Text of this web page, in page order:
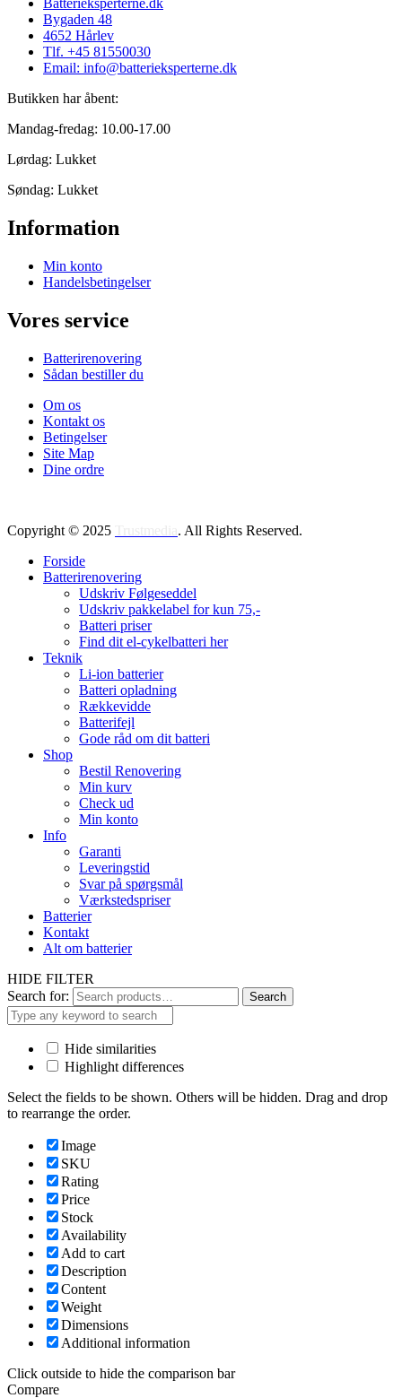
Bygaden 48
4652 Hårlev
Tlf. +45 81550030
Email: info@batterieksperterne.dk
Butikken har åbent:
Mandag-fredag: 10.00-17.00
Lørdag: Lukket
Søndag: Lukket
Information
Min konto
Handelsbetingelser
Vores service
Batterirenovering
Sådan bestiller du
Om os
Kontakt os
Betingelser
Site Map
Dine ordre
Copyright © 2025
. All Rights Reserved.
Forside
Batterirenovering
Udskriv Følgeseddel
Udskriv pakkelabel for kun 75,-
Batteri priser
Find dit el-cykelbatteri her
Teknik
Li-ion batterier
Batteri opladning
Rækkevidde
Batterifejl
Gode råd om dit batteri
Shop
Bestil Renovering
Min kurv
Check ud
Min konto
Info
Garanti
Leveringstid
Svar på spørgsmål
Værkstedspriser
Batterier
Kontakt
Alt om batterier
HIDE FILTER
Search for:
Search
Hide similarities
Highlight differences
Select the fields to be shown. Others will be hidden. Drag and drop
to rearrange the order.
Image
SKU
Rating
Price
Stock
Availability
Add to cart
Description
Content
Weight
Dimensions
Additional information
Click outside to hide the comparison bar
Compare